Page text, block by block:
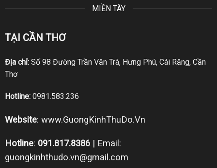
MIỀN TÂY
TẠI CẦN THƠ
Địa chỉ:Số 98 Đường Trần Văn Trà, Hưng Phú, Cái Răng, Cần
Thơ
Hotline: 0981.583.236
Website: www.GuongKinhThuDo.Vn
Hotline: 091.817.8386| Email:
guongkinhthudo.vn@gmail.com